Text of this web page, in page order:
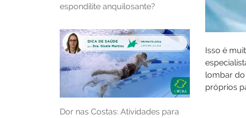
espondilite anquilosante?
Dor nas Costas: Atividades para
Isso é
lombar
próprios